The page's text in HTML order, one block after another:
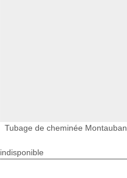
Tubage de cheminée Montauban
indisponible